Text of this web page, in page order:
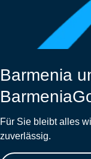
Barmenia
Für Sie bleibt alles
zuverlässig.